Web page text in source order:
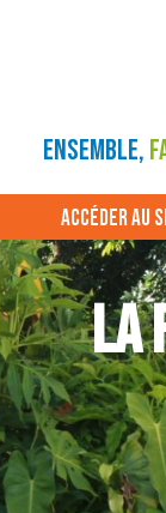
ENSEMBLE,
ACCÉDER AU
LA